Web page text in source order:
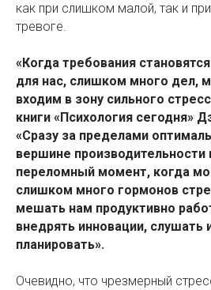
как при слишком малой, так и
тревоге.
«Когда требования
для нас, слишком много дел,
входим в зону сильного
книги «Психология сегодня»
«Сразу за пределами
вершине производительности
переломный момент, когда
слишком много гормонов
мешать нам продуктивно
внедрять инновации, слушать
планировать».
Очевидно, что чрезмерный